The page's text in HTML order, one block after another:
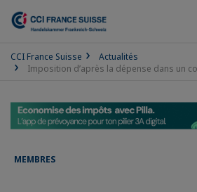
CCI France Suisse
Actualités
Imposition d’après la dépense dans un
MEMBRES